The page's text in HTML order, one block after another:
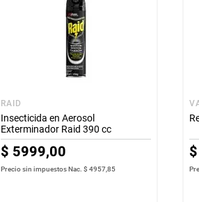
RAID
Insecticida en Aerosol
Exterminador Raid 390 cc
$ 5999,00
Precio sin impuestos Nac.$ 4957,85
$